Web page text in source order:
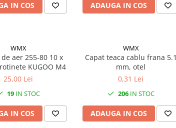
IN COS ADAUGA IN COS
WMX
aer 255-80 10 x
KUGOO M4
25,00 Lei
19 IN STOC
IN COS
WMX
Capat teaca cablu frana 5.1
mm, otel
0,31 Lei
206IN STOC
ADAUGA IN COS